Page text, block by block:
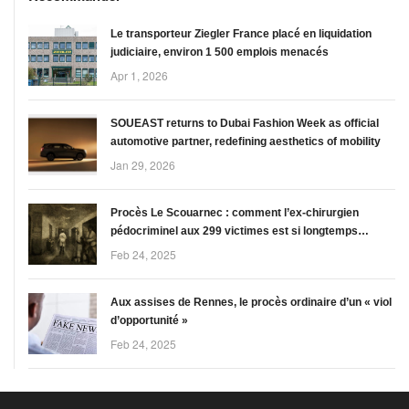
Le transporteur Ziegler France placé en liquidation
judiciaire, environ 1 500 emplois menacés
Apr 1, 2026
SOUEAST returns to Dubai Fashion Week as official
automotive partner, redefining aesthetics of mobility
Jan 29, 2026
Procès Le Scouarnec : comment l’ex-chirurgien
pédocriminel aux 299 victimes est si longtemps
« passé entre les gouttes »
Feb 24, 2025
Aux assises de Rennes, le procès ordinaire d’un « viol
d’opportunité »
Feb 24, 2025